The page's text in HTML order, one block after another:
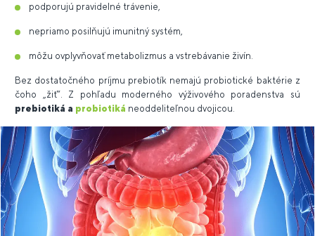
podporujú pravidelné trávenie,
nepriamo posilňujú imunitný systém,
môžu ovplyvňovať metabolizmus a vstrebávanie živín.
Bez dostatočného príjmu prebiotík nemajú probiotické baktérie z
čoho „žiť“. Z pohľadu moderného výživového poradenstva sú
prebiotiká a probiotiká neoddeliteľnou dvojicou.